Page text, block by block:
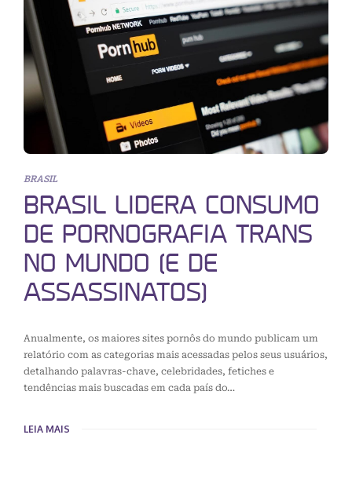
BRASIL
BRASIL LIDERA CONSUMO
DE PORNOGRAFIA TRANS
NO MUNDO (E DE
ASSASSINATOS)
Anualmente, os maiores sites pornôs do mundo publicam um
relatório com as categorias mais acessadas pelos seus usuários,
detalhando palavras-chave, celebridades, fetiches e
tendências mais buscadas em cada país do…
LEIA MAIS